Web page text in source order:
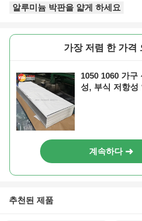
알루미늄 박판을 얇게 하세요
가장 저렴 한 가격
1050 1060 가
성, 부식 저항성
계속하다
추천된 제품